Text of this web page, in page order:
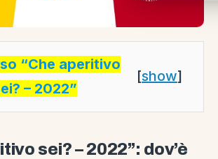
“Che aperitivo
– 2022”
[show]
sei? – 2022”: dov’è